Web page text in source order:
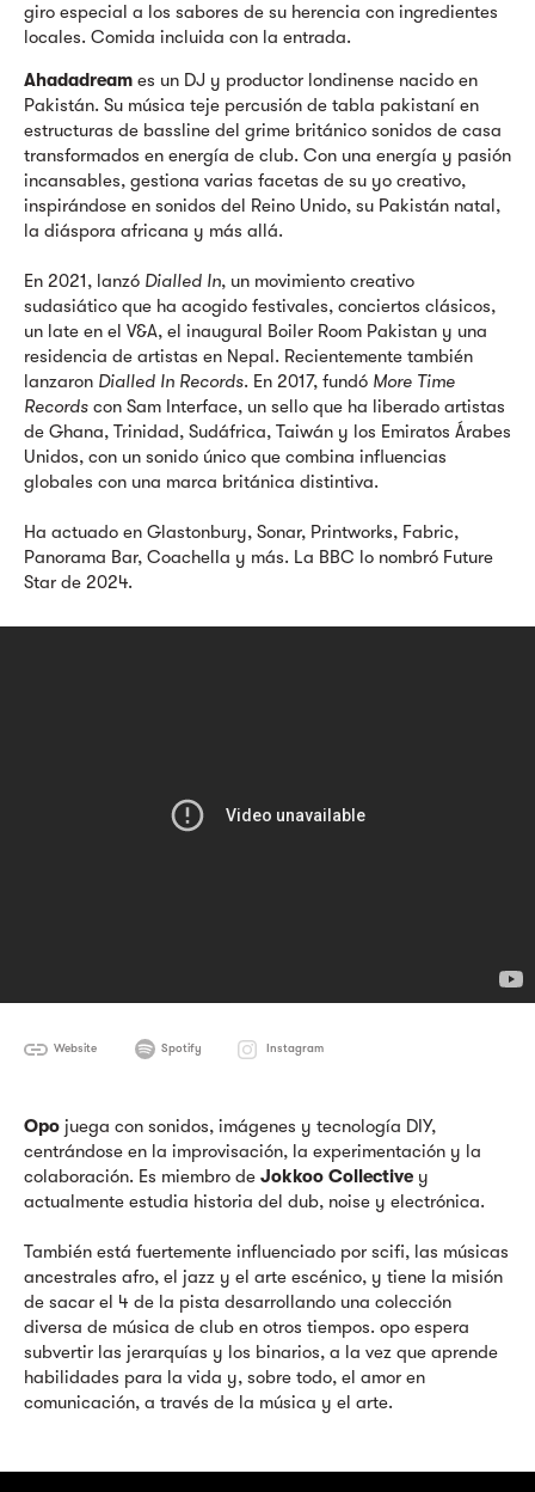
giro especial a los sabores de su herencia con ingredientes
locales. Comida incluida con la entrada.
Ahadadream es un DJ y productor londinense nacido en
Pakistán. Su música teje percusión de tabla pakistaní en
estructuras de bassline del grime británico sonidos de casa
transformados en energía de club. Con una energía y pasión
incansables, gestiona varias facetas de su yo creativo,
inspirándose en sonidos del Reino Unido, su Pakistán natal,
la diáspora africana y más allá.
En 2021, lanzó Dialled In, un movimiento creativo
sudasiático que ha acogido festivales, conciertos clásicos,
un late en el V&A, el inaugural Boiler Room Pakistan y una
residencia de artistas en Nepal. Recientemente también
lanzaron Dialled In Records. En 2017, fundó More Time
Records con Sam Interface, un sello que ha liberado artistas
de Ghana, Trinidad, Sudáfrica, Taiwán y los Emiratos Árabes
Unidos, con un sonido único que combina influencias
globales con una marca británica distintiva.
Ha actuado en Glastonbury, Sonar, Printworks, Fabric,
Panorama Bar, Coachella y más. La BBC lo nombró Future
Star de 2024.
Website Spotify Instagram
Opo juega con sonidos, imágenes y tecnología DIY,
centrándose en la improvisación, la experimentación y la
colaboración. Es miembro de Jokkoo Collective y
actualmente estudia historia del dub, noise y electrónica.
También está fuertemente influenciado por scifi, las músicas
ancestrales afro, el jazz y el arte escénico, y tiene la misión
de sacar el 4 de la pista desarrollando una colección
diversa de música de club en otros tiempos. opo espera
subvertir las jerarquías y los binarios, a la vez que aprende
habilidades para la vida y, sobre todo, el amor en
comunicación, a través de la música y el arte.